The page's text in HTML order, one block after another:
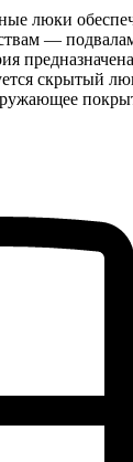
люки
—
скрытый